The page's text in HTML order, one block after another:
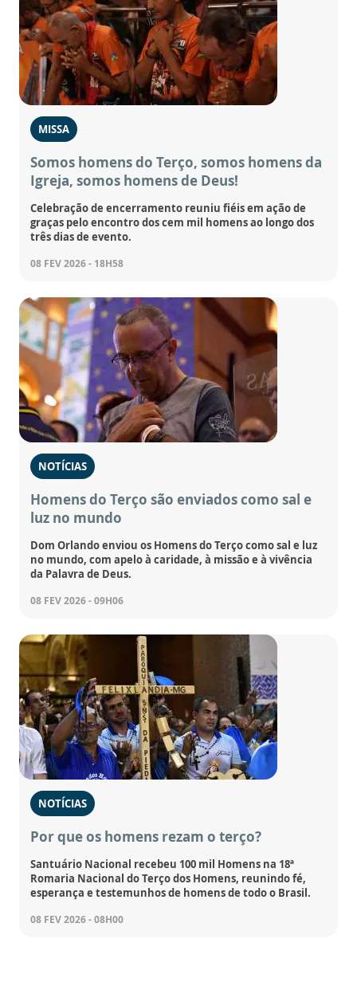
MISSA
Somos homens do Terço, somos homens da
Igreja, somos homens de Deus!
Celebração de encerramento reuniu fiéis em ação de
graças pelo encontro dos cem mil homens ao longo dos
três dias de evento.
08 FEV 2026 - 18H58
NOTÍCIAS
Homens do Terço são enviados como sal e
luz no mundo
Dom Orlando enviou os Homens do Terço como sal e luz
no mundo, com apelo à caridade, à missão e à vivência
da Palavra de Deus.
08 FEV 2026 - 09H06
NOTÍCIAS
Por que os homens rezam o terço?
Santuário Nacional recebeu 100 mil Homens na 18ª
Romaria Nacional do Terço dos Homens, reunindo fé,
esperança e testemunhos de homens de todo o Brasil.
08 FEV 2026 - 08H00